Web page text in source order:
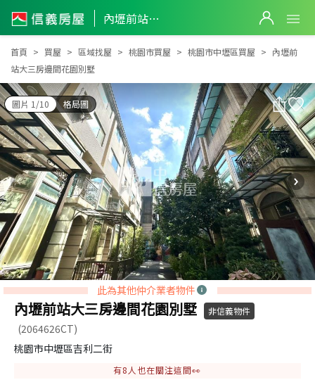
內壢前站大三房邊間花園別墅
內壢前站大三房邊間花園別墅
首頁 買屋 區域找屋 桃園市買屋 桃園市中壢區買屋
內壢前
站大三房邊間花園別墅
圖片 1/10 格局圖
此為其他仲介業者物件
內壢前站大三房邊間花園別墅 非信義物件
(2064626CT)
桃園市中壢區吉利二街
有8 人也在關注這間👀